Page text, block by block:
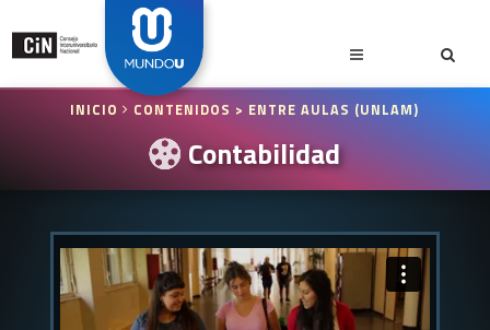
INICIO CONTENIDOS > ENTRE AULAS (UNLAM)
Contabilidad